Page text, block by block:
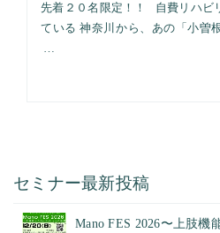
先着２０名限定！！ 自費リハビ
ている 神奈川から、あの「小曽
セミナー最新投稿
Mano FES 2026〜上肢機